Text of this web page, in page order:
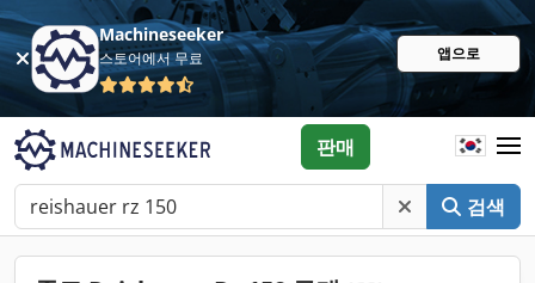
Machineseeker
스토어에서 무료 앱으로
검색
판매